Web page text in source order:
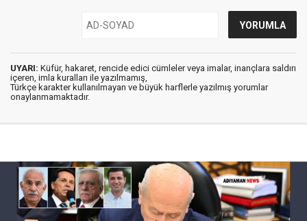
UYARI: Küfür, hakaret, rencide edici cümleler veya imalar, inançlara saldırı
içeren, imla kuralları ile yazılmamış,
Türkçe karakter kullanılmayan ve büyük harflerle yazılmış yorumlar
onaylanmamaktadır.